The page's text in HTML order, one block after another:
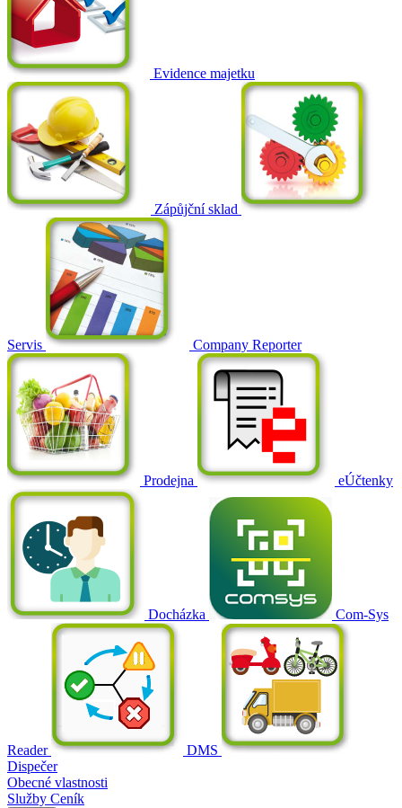
Evidence majetku
Zápůjční sklad
Servis Company Reporter
Prodejna eÚčtenky
Docházka Com-Sys
Reader
DMS
Dispečer
Obecné vlastnosti
Služby Ceník